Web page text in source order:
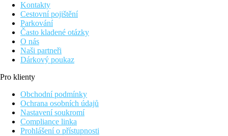
Kontakty
Cestovní pojištění
Parkování
Často kladené otázky
O nás
Naši partneři
Dárkový poukaz
Pro klienty
Obchodní podmínky
Ochrana osobních údajů
Nastavení soukromí
Compliance linka
Prohlášení o přístupnosti